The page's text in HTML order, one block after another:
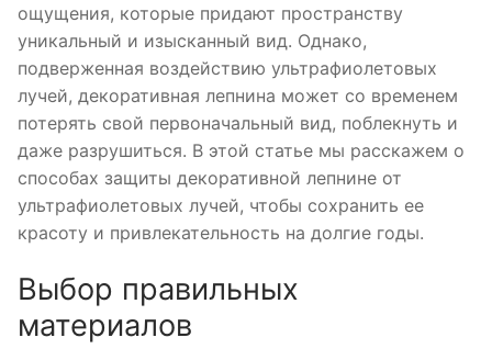
ощущения, которые придают пространству
уникальный и изысканный вид. Однако,
подверженная воздействию ультрафиолетовых
лучей, декоративная лепнина может со временем
потерять свой первоначальный вид, поблекнуть и
даже разрушиться. В этой статье мы расскажем о
способах защиты декоративной лепнине от
ультрафиолетовых лучей, чтобы сохранить ее
красоту и привлекательность на долгие годы.
Выбор правильных
материалов